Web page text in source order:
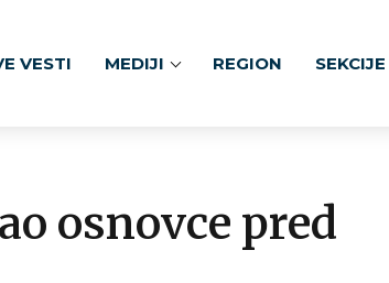
VESTI MEDIJI REGION SEKCIJE
osnovce pred